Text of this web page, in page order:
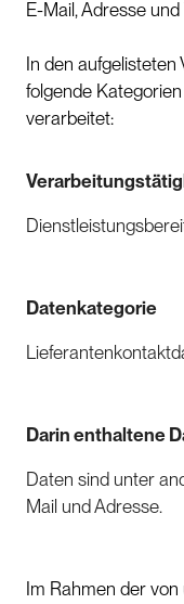
E-Mail, Adresse
In den
folgende
verarbeitet:
Datenkategorie
Darin enthaltene
Daten sind unter
Mail und Adresse.
Im Rahmen der